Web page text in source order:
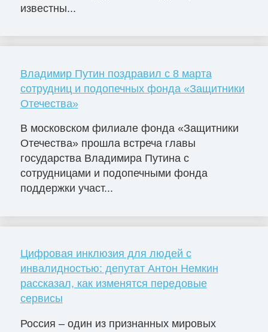
известны...
Владимир Путин поздравил с 8 марта
сотрудниц и подопечных фонда «Защитники
Отечества»
В московском филиале фонда «Защитники
Отечества» прошла встреча главы
государства Владимира Путина с
сотрудницами и подопечными фонда
поддержки участ...
Цифровая инклюзия для людей с
инвалидностью: депутат Антон Немкин
рассказал, как изменятся передовые
сервисы
Россия – один из признанных мировых